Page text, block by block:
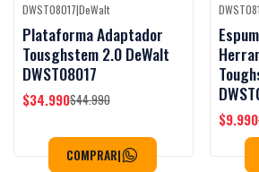
-22%OFF Black Week
DWST08017|DeWalt
Plataforma Adaptador
Tousghstem 2.0 DeWalt
DWST08017
$34.990$44.990
COMPRAR|
-23%
$9.990